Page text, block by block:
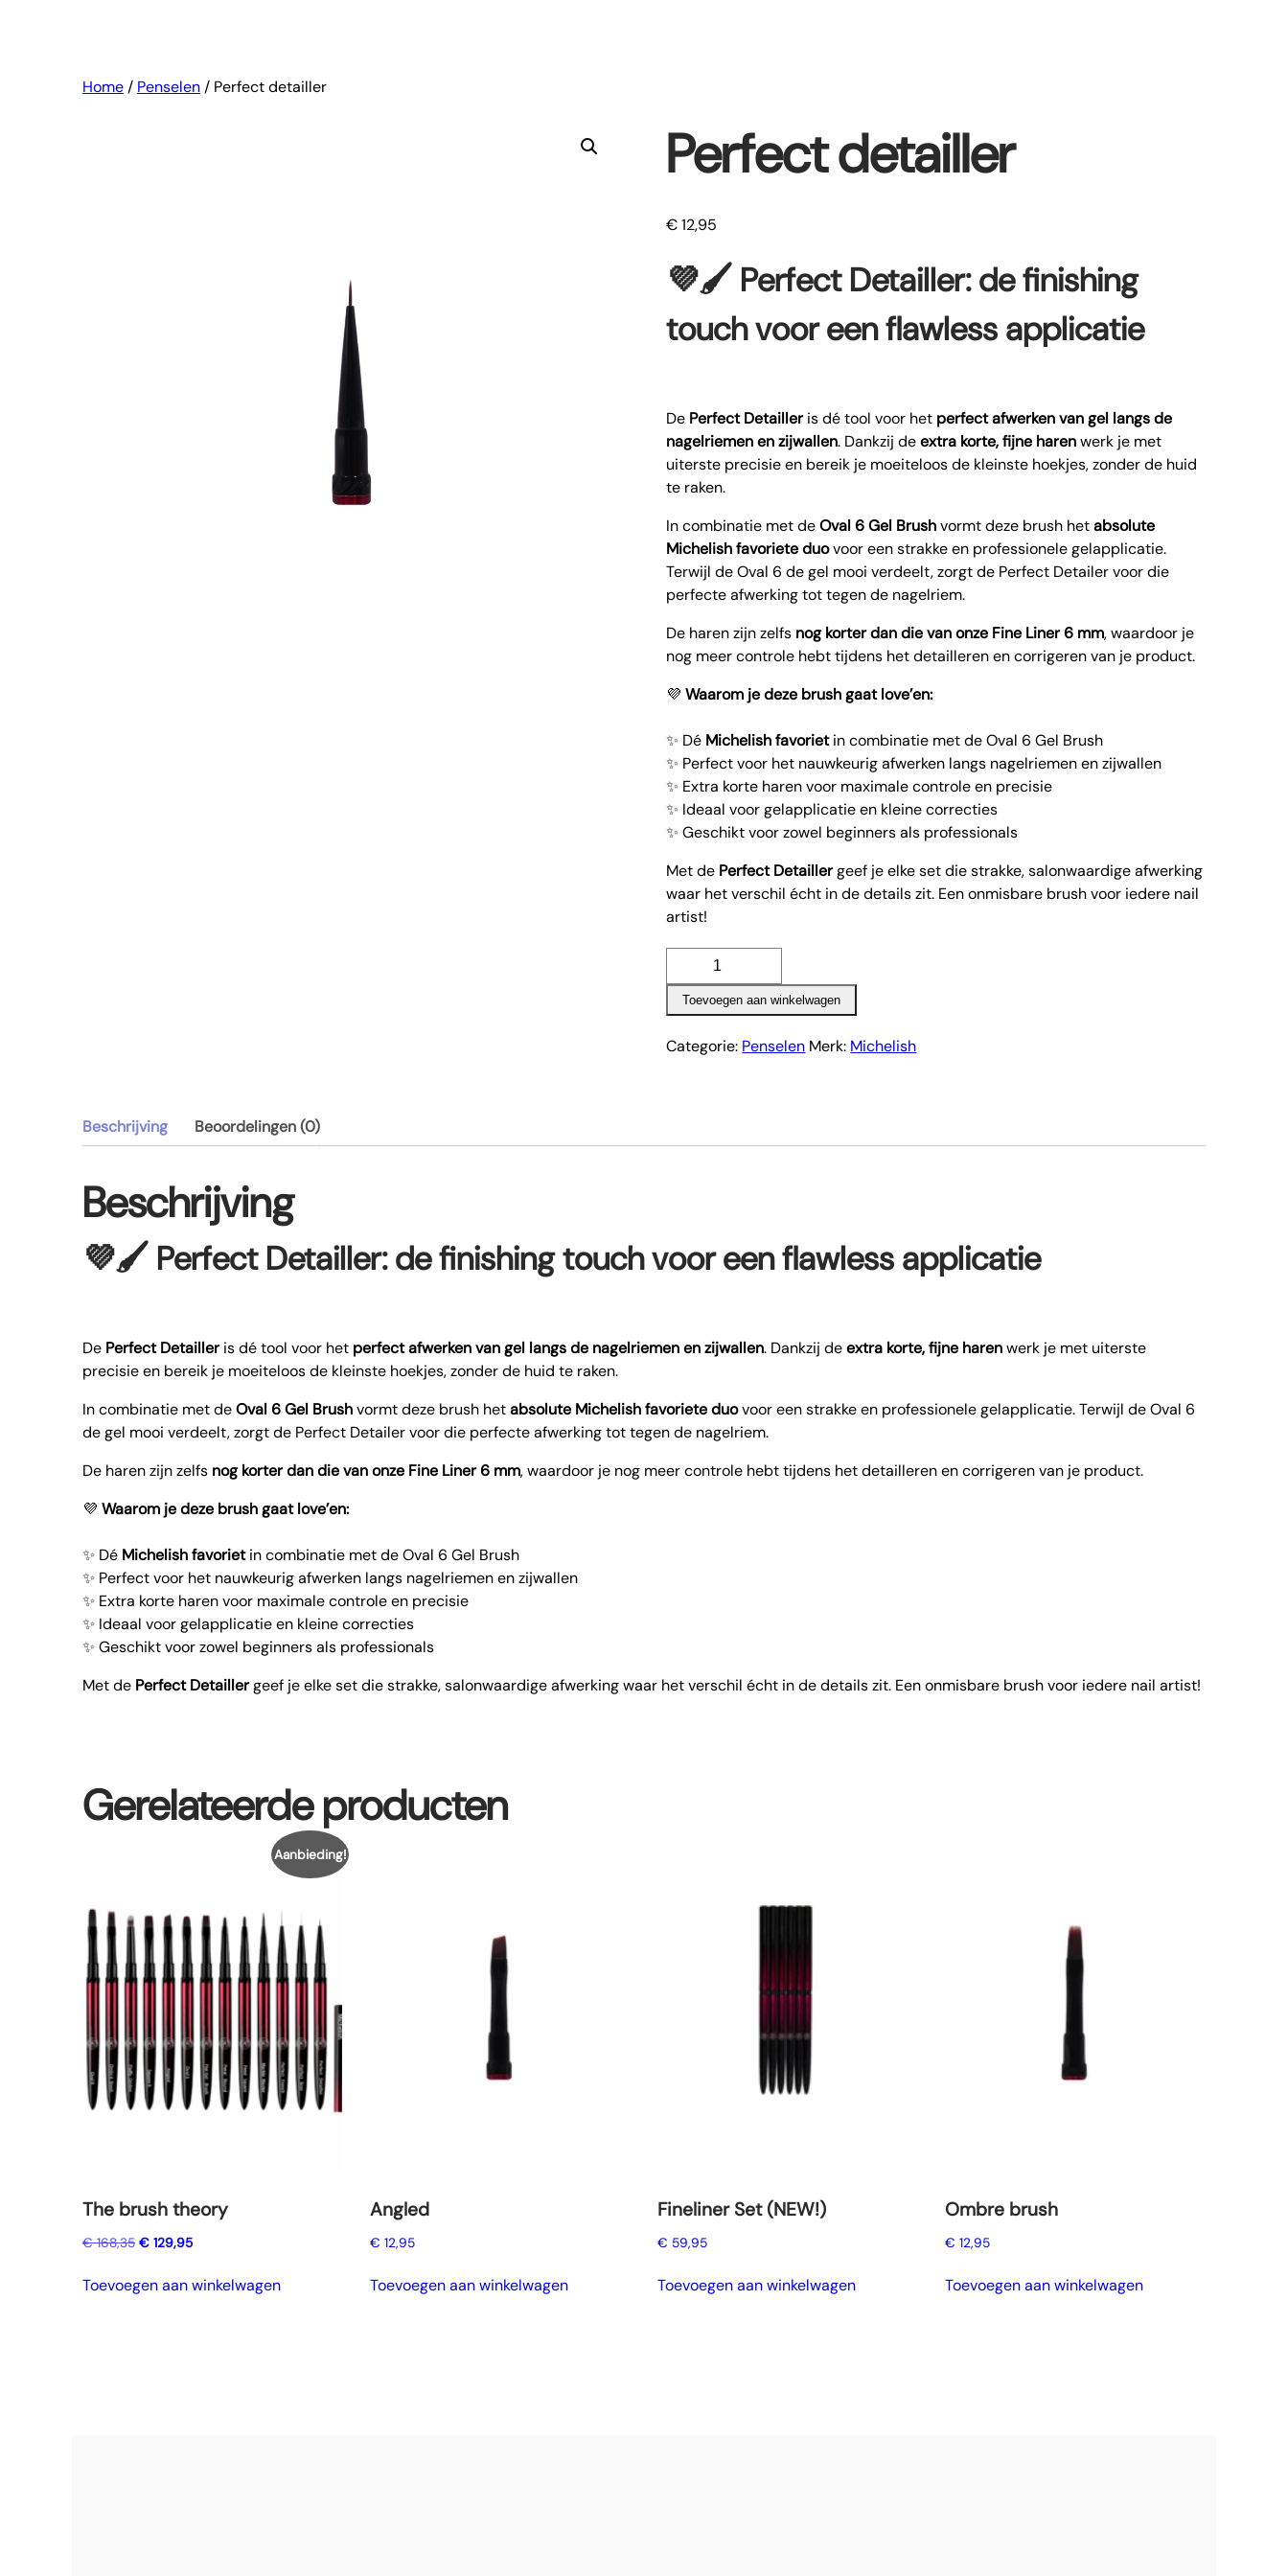
Home/ Penselen/ Perfect detailler
Perfect detailler
€12,95
💜🖌️ Perfect Detailler: de finishing
touch voor een flawless applicatie
De Perfect Detailleris dé tool voor het perfect afwerken van gel langs de
nagelriemen en zijwallen. Dankzij deextra korte, fijne harenwerk je met
uiterste precisie en bereik je moeiteloos de kleinste hoekjes, zonder de huid
te raken.
In combinatie met deOval 6 Gel Brushvormt deze brush hetabsolute
Michelish favoriete duovoor een strakke en professionele gelapplicatie.
Terwijl de Oval 6 de gel mooi verdeelt, zorgt de Perfect Detailer voor die
perfecte afwerking tot tegen de nagelriem.
De haren zijn zelfs nog korter dan die van onze Fine Liner 6 mm, waardoor je
nog meer controle hebt tijdens het detailleren en corrigeren van je product.
💜Waarom je deze brush gaat love’en:
✨ Dé Michelish favorietin combinatie met de Oval 6 Gel Brush
✨ Perfect voor het nauwkeurig afwerken langs nagelriemen en zijwallen
✨ Extra korte haren voor maximale controle en precisie
✨ Ideaal voor gelapplicatie en kleine correcties
✨ Geschikt voor zowel beginners als professionals
Met de Perfect Detaillergeef je elke set die strakke, salonwaardige afwerking
waar het verschil écht in de details zit. Een onmisbare brush voor iedere nail
artist!
Perfect
detailler
aantal
Toevoegen aan winkelwagen
Categorie: Penselen Merk: Michelish
Beschrijving Beoordelingen (0)
Beschrijving
💜🖌️ Perfect Detailler: de finishing touch voor een flawless applicatie
De Perfect Detailleris dé tool voor het perfect afwerken van gel langs de nagelriemen en zijwallen. Dankzij deextra korte, fijne harenwerk je met uiterste
precisie en bereik je moeiteloos de kleinste hoekjes, zonder de huid te raken.
In combinatie met deOval 6 Gel Brushvormt deze brush hetabsolute Michelish favoriete duovoor een strakke en professionele gelapplicatie. Terwijl de Oval 6
de gel mooi verdeelt, zorgt de Perfect Detailer voor die perfecte afwerking tot tegen de nagelriem.
De haren zijn zelfs nog korter dan die van onze Fine Liner 6 mm, waardoor je nog meer controle hebt tijdens het detailleren en corrigeren van je product.
💜 Waarom je deze brush gaat love’en:
✨ Dé Michelish favorietin combinatie met de Oval 6 Gel Brush
✨ Perfect voor het nauwkeurig afwerken langs nagelriemen en zijwallen
✨ Extra korte haren voor maximale controle en precisie
✨ Ideaal voor gelapplicatie en kleine correcties
✨ Geschikt voor zowel beginners als professionals
Met de Perfect Detaillergeef je elke set die strakke, salonwaardige afwerking waar het verschil écht in de details zit. Een onmisbare brush voor iedere nail artist!
Gerelateerde producten
Aanbieding!
The brush theory
€168,35 Oorspronkelijke
was:
€ 168,35.
€129,95Huidige
is:
Toevoegen aan winkelwagen
Angled
€ 12,95
Toevoegen aan winkelwagen
Fineliner Set (NEW!)
€ 59,95
Toevoegen aan winkelwagen
Ombre brush
€ 12,95
Toevoegen aan winkelwagen